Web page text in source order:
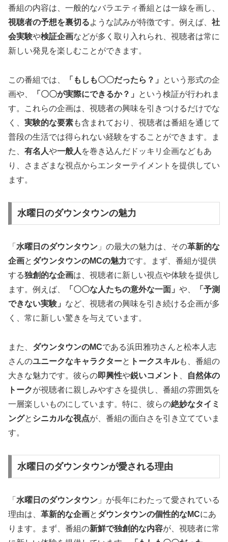
番組の内容は、一般的なバラエティ番組とは一線を画し、
視聴者の予想を裏切るような試みが特徴です。例えば、 社
会実験や検証企画などが多く取り入れられ、視聴者は常に
新しい発見を楽しむことができます。
この番組では、 「もしも〇〇だったら？」
という形式の企
画や、
「〇〇が実際にできるか？」
という検証が行われま
す。これらの企画は、視聴者の興味を引きつけるだけでな
く、 実験的な要素も含まれており、視聴者は番組を通じて
普段の生活では得られない経験をすることができます。ま
た、 有名人や一般人 を巻き込んだドッキリ企画などもあ
り、さまざまな視点からエンターテイメントを提供してい
ます。
水曜日のダウンタウンの魅力
「 水曜日のダウンタウン 」の最大の魅力は、その革新的な
企画と ダウンタウンのMCの魅力です。まず、番組が提供
する独創的な企画は、視聴者に新しい視点や体験を提供し
ます。例えば、
「〇〇な人たちの意外な一面」 や、
「予測
できない実験」 など、視聴者の興味を引き続ける企画が多
く、常に新しい驚きを与えています。
また、 ダウンタウンのMCである浜田雅功さんと松本人志
さんのユニークなキャラクターと トークスキルも、番組の
大きな魅力です。彼らの即興性や鋭いコメント
自然体の
トークが視聴者に親しみやすさを提供し、番組の雰囲気を
一層楽しいものにしています。特に、彼らの絶妙なタイミ
ングと シニカルな視点が、番組の面白さを引き立てていま
す。
水曜日のダウンタウンが愛される理由
「 水曜日のダウンタウン 」が長年にわたって愛されている
理由は、 革新的な企画と ダウンタウンの個性的なMCにあ
ります。まず、番組の新鮮で独創的な内容が、視聴者に常